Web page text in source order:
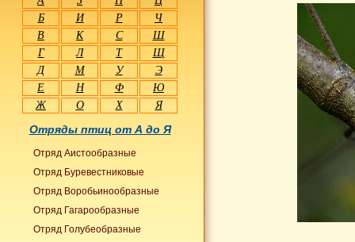
Б
И Р
Ч
В
К С
Ш
Г
Л Т
Щ
Д
М У
Э
Е
Н Ф
Ю
Ж
О Х Я
Отряды птиц от А до Я
Отряд Аистообразные
Отряд Буревестниковые
Отряд Воробьинообразные
Отряд Гагарообразные
Отряд Голубеобразные